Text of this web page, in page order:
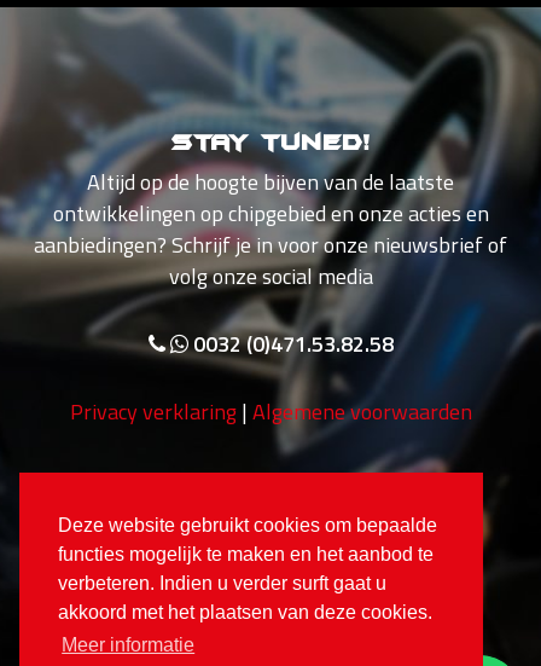
Deze website gebruikt cookies om bepaalde
functies mogelijk te maken en het aanbod te
verbeteren. Indien u verder surft gaat u
akkoord met het plaatsen van deze cookies.
Meer informatie
Stay tuned!
Altijd op de hoogte bijven van de laatste
ontwikkelingen op chipgebied en onze acties en
aanbiedingen? Schrijf je in voor onze nieuwsbrief of
volg onze social media
0032 (0)471.53.82.58
Privacy verklaring|Algemene voorwaarden